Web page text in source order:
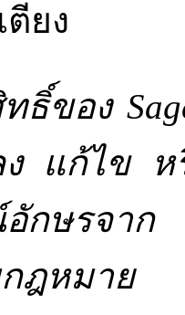
ตียง
ของ
แก้ไข ห
กษรจาก
ฎหมาย